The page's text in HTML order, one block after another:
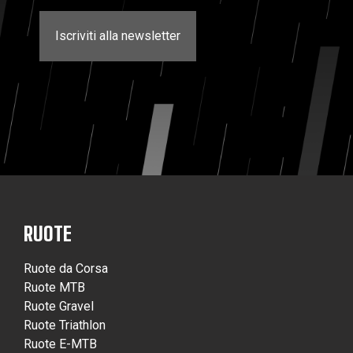
Iscriviti alla newsletter
RUOTE
Ruote da Corsa
Ruote MTB
Ruote Gravel
Ruote Triathlon
Ruote E-MTB